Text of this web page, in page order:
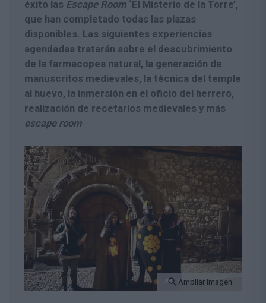
éxito las Escape Room ‘El Misterio de la Torre’,
que han completado todas las plazas
disponibles. Las siguientes experiencias
agendadas tratarán sobre el descubrimiento
de la farmacopea natural, la generación de
manuscritos medievales, la técnica del temple
al huevo, la inmersión en el oficio del herrero,
realización de recetarios medievales y más
escape room
Ampliar imagen